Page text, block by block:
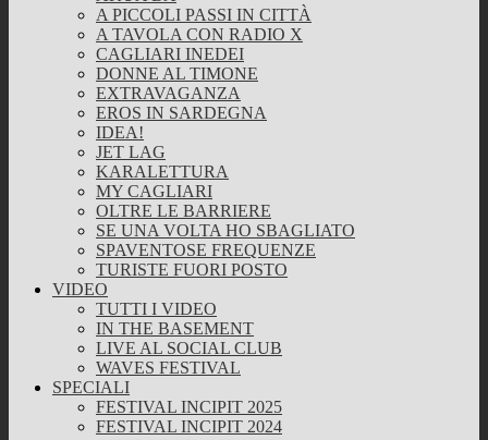
A PICCOLI PASSI IN CITTÀ
A TAVOLA CON RADIO X
CAGLIARI INEDEI
DONNE AL TIMONE
EXTRAVAGANZA
EROS IN SARDEGNA
IDEA!
JET LAG
KARALETTURA
MY CAGLIARI
OLTRE LE BARRIERE
SE UNA VOLTA HO SBAGLIATO
SPAVENTOSE FREQUENZE
TURISTE FUORI POSTO
VIDEO
TUTTI I VIDEO
IN THE BASEMENT
LIVE AL SOCIAL CLUB
WAVES FESTIVAL
SPECIALI
FESTIVAL INCIPIT 2025
FESTIVAL INCIPIT 2024